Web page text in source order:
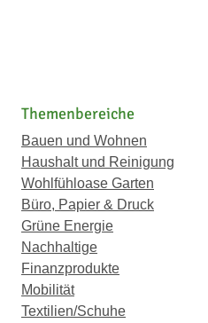
Themenbereiche
Bauen und Wohnen
Haushalt und Reinigung
Wohlfühloase Garten
Büro, Papier & Druck
Grüne Energie
Nachhaltige
Finanzprodukte
Mobilität
Textilien/Schuhe